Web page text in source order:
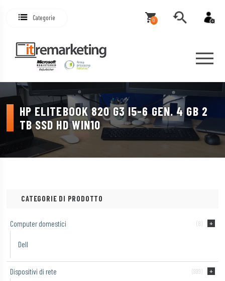
Categorie 0
HP ELITEBOOK 820 G3 I5-6 GEN. 4 GB 2
TB SSD HD WIN10
CATEGORIE DI PRODOTTO
Computer domestici (8)
Dell
Dispositivi di rete (999)